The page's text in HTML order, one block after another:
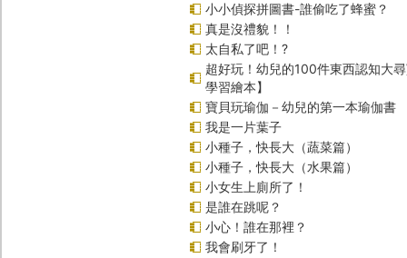
小小偵探拼圖書-誰偷吃了蜂蜜？
真是沒禮貌！！
太自私了吧！?
超好玩！幼兒的100件東西認知大
學習繪本】
寶貝玩瑜伽－幼兒的第一本瑜伽書
我是一片葉子
小種子，快長大（蔬菜篇）
小種子，快長大（水果篇）
小女生上廁所了！
是誰在跳呢？
小心！誰在那裡？
我會刷牙了！